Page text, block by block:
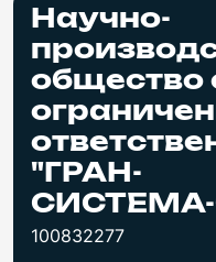
Научно-
общество
"ГРАН-
100832277